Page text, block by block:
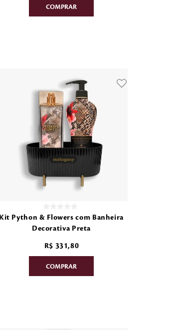
Kit Python & Flowers com Banheira
Decorativa Preta
R$ 331,80